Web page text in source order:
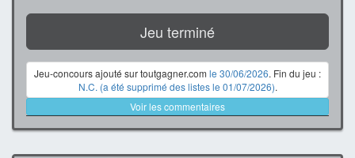
Jeu terminé
Jeu-concours ajouté sur toutgagner.com le 30/06/2026. Fin du jeu :
N.C. (a été supprimé des listes le 01/07/2026).
Voir les commentaires